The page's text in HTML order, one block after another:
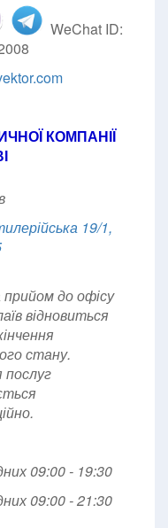
WeChat ID:
КОМПАНІЇ
19/1,
прийом до офісу
відновиться
стану.
09:00 - 19:30
09:00 - 21:30